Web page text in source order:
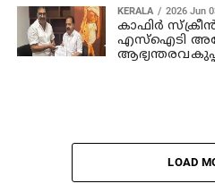
KERALA 2026 Jun
കാഫിര്‍
എസ്ഐടി
LOAD